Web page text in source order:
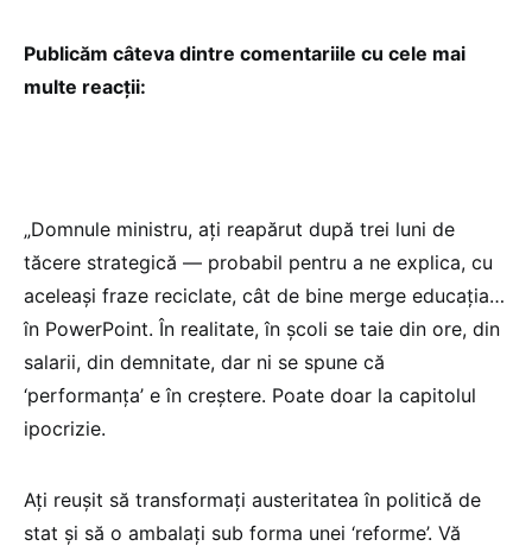
Publicăm câteva dintre comentariile cu cele mai
multe reacții:
„Domnule ministru, ați reapărut după trei luni de
tăcere strategică — probabil pentru a ne explica, cu
aceleași fraze reciclate, cât de bine merge educația…
în PowerPoint. În realitate, în școli se taie din ore, din
salarii, din demnitate, dar ni se spune că
‘performanța’ e în creștere. Poate doar la capitolul
ipocrizie.
Ați reușit să transformați austeritatea în politică de
stat și să o ambalați sub forma unei ‘reforme’. Vă